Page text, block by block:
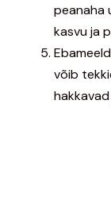
peanaha
kasvu ja
võib